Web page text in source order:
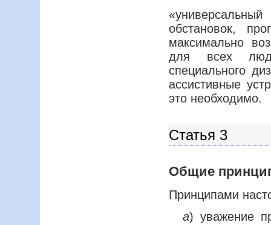
обстановок,
максимально
для всех
специального
ассистивные
это необходимо.
Статья 3
Общие
Принципами
a) уважение